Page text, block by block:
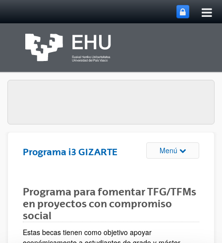
Programa i3 GIZARTE Menú Abrir/cerrar
Programa para fomentar TFG/TFMs
en proyectos con compromiso
social
Estas becas tienen como objetivo apoyar